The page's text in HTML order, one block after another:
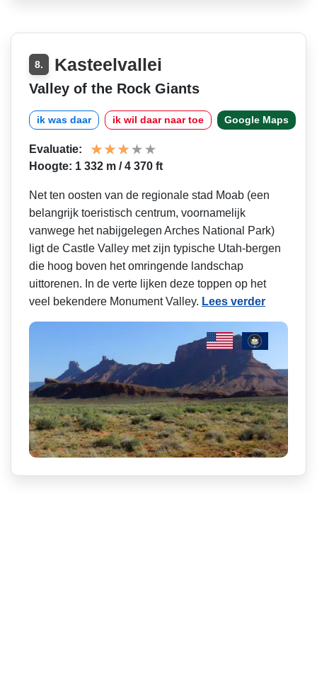
8. Kasteelvallei
Valley of the Rock Giants
ik was daar ik wil daar naar toe Google Maps
Evaluatie:
Hoogte: 1 332 m / 4 370 ft
Net ten oosten van de regionale stad Moab (een
belangrijk toeristisch centrum, voornamelijk
vanwege het nabijgelegen Arches National Park)
ligt de Castle Valley met zijn typische Utah-bergen
die hoog boven het omringende landschap
uittorenen. In de verte lijken deze toppen op het
veel bekendere Monument Valley. Lees verder